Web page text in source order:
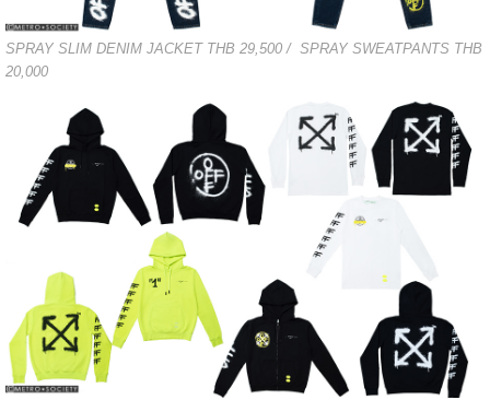
SPRAY SLIM DENIM JACKET THB 29,500 / SPRAY SWEATPANTS THB
20,000